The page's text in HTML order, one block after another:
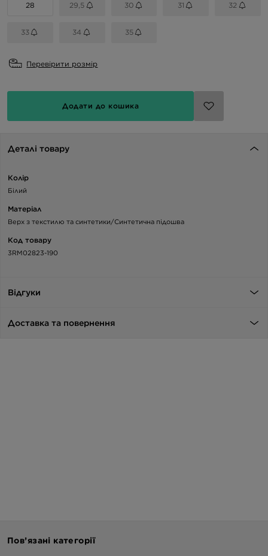
28 29,5 30 31 32
33 34 35
Перевірити розмір
Додати до кошика
Деталі товару
Колір
Білий
Матеріал
Верх з текстилю та синтетики/Синтетична підошва
Код товару
3RM02823-190
Відгуки
Доставка та повернення
Пов’язані категорії